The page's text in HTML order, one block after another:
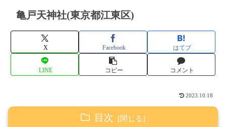
亀戸天神社(東京都江東区)
X Facebook はてブ
LINE コピー コメント
2023.10.18
目次